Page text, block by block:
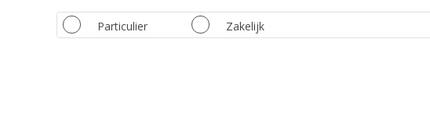
Particulier Zakelijk